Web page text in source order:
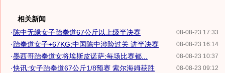
相关新闻
08-08-23 17:33
· 陈中无缘女子跆拳道67公斤以上级半决赛
08-08-23 16:14
·跆拳道女子+67KG:中国陈中涉险过关 进半决赛
08-08-23 10:37
·墨西哥跆拳道女将埃斯皮诺萨:每场比赛都...
08-08-23 09:12
·快讯:女子跆拳道67公斤1/8预赛 索尔海姆获胜